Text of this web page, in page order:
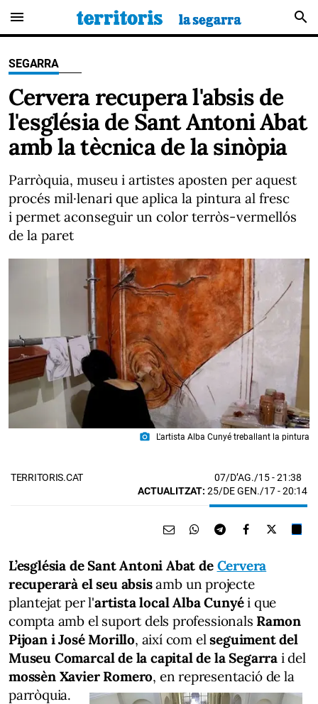
menu search
SEGARRA
Cervera recupera l'absis de
l'església de Sant Antoni Abat
amb la tècnica de la sinòpia
Parròquia, museu i artistes aposten per aquest
procés mil·lenari que aplica la pintura al fresc
i permet aconseguir un color terròs-vermellós
de la paret
photo_camera L'artista Alba Cunyé treballant la pintura
TERRITORIS.CAT 07/D’AG./15- 21:38
ACTUALITZAT: 25/DE GEN./17 - 20:14
L’església de Sant Antoni Abat de Cervera
recuperarà el seu absisamb un projecte
plantejat per l'artista local Alba Cunyéi que
compta amb el suport dels professionals Ramon
Pijoan i José Morillo, així com elseguiment del
Museu Comarcal de la capital de la Segarra i del
mossèn Xavier Romero, en representació de la
parròquia.